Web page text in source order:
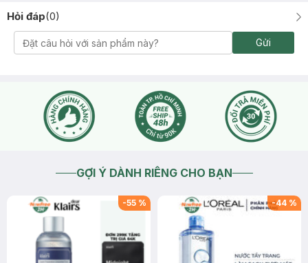
Hỏi đáp(0)
Gửi
GỢI Ý DÀNH RIÊNG CHO BẠN
-55 % -44 %